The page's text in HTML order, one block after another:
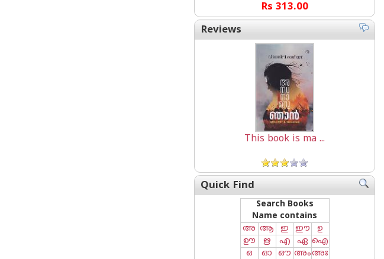
Rs 313.00
Reviews
This book is ma ...
Quick Find
Search Books
Name contains
അ ആ ഇ ഈ
ഉ
ഊ
ഋ എ ഏ ഐ
ഒ
ഓ ഔ അംഅഃ